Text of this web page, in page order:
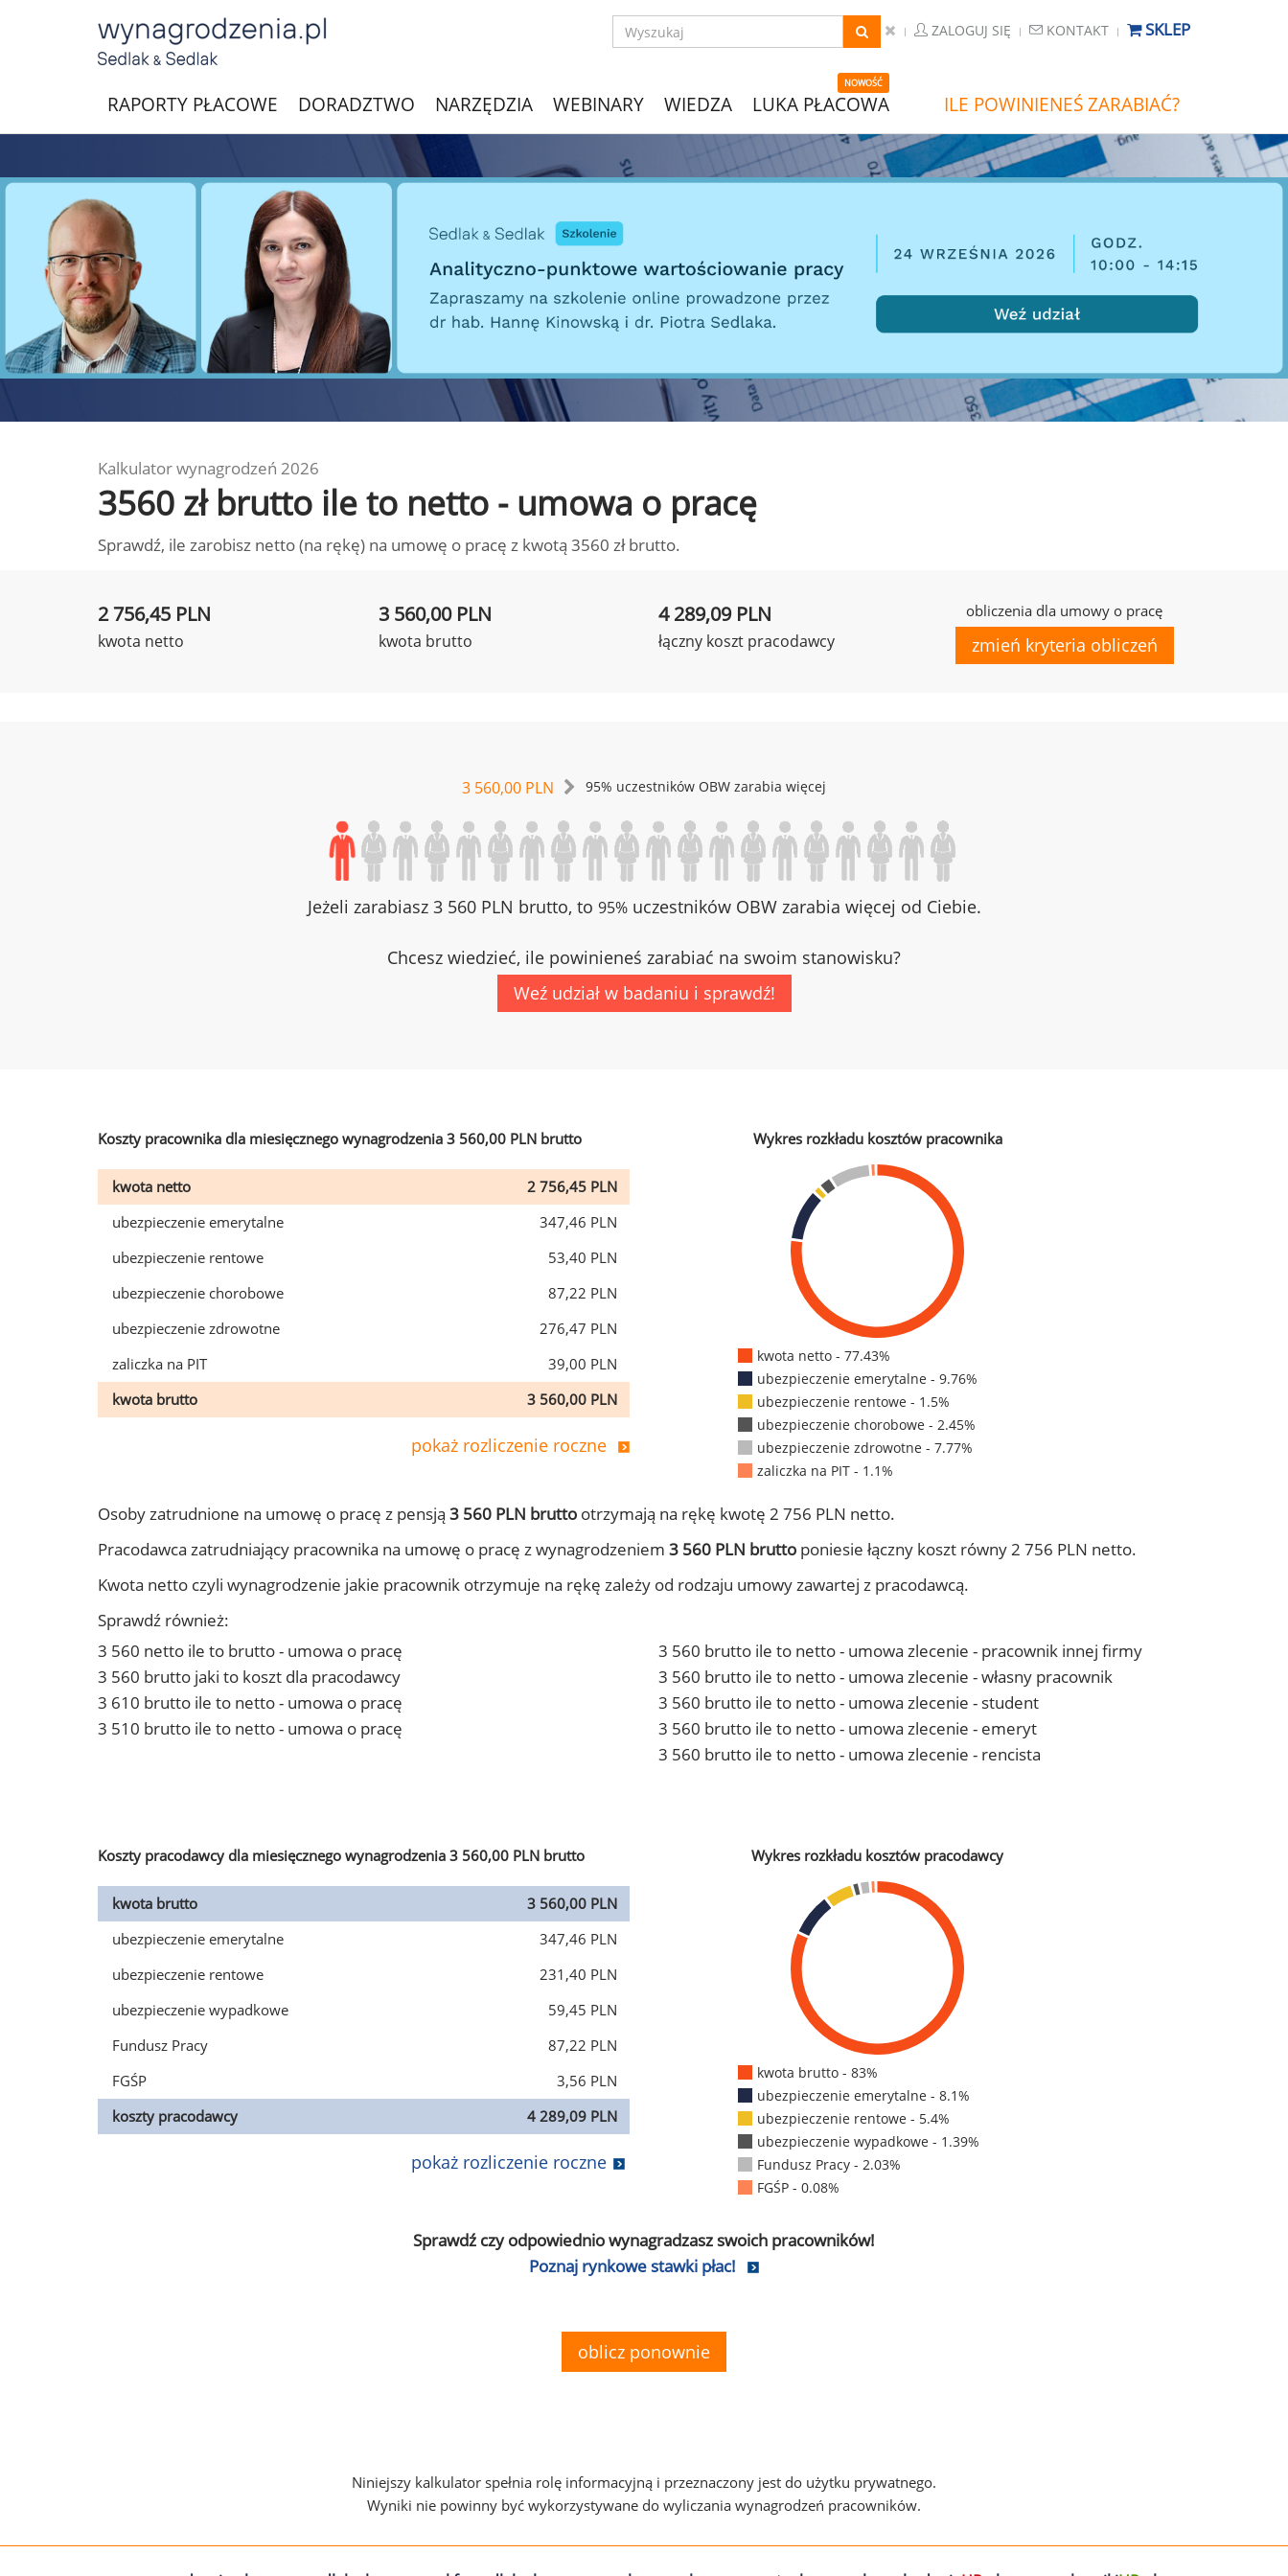
ZALOGUJ SIĘ KONTAKT SKLEP
RAPORTY PŁACOWE DORADZTWO NARZĘDZIA WEBINARY WIEDZA
NOWOŚĆ
LUKA PŁACOWA ILE POWINIENEŚ ZARABIAĆ?
Kalkulator wynagrodzeń 2026
3560 zł brutto ile to netto - umowa o pracę
Sprawdź, ile zarobisz netto (na rękę) na umowę o pracę z kwotą 3560 zł brutto.
2 756,45 PLN
kwota netto
3 560,00 PLN
kwota brutto
4 289,09 PLN
łączny koszt pracodawcy
obliczenia dla umowy o pracę
zmień kryteria obliczeń
3 560,00 PLN 95% uczestników OBW zarabia więcej
Jeżeli zarabiasz 3 560 PLN brutto, to 95%uczestników OBW zarabia więcej od Ciebie.
Chcesz wiedzieć, ile powinieneś zarabiać na swoim stanowisku?
Weź udział w badaniu i sprawdź!
Koszty pracownika dla miesięcznego wynagrodzenia 3 560,00 PLN brutto
kwota netto
2 756,45 PLN
ubezpieczenie emerytalne
347,46 PLN
ubezpieczenie rentowe
53,40 PLN
ubezpieczenie chorobowe
87,22 PLN
ubezpieczenie zdrowotne
276,47 PLN
zaliczka na PIT
39,00 PLN
kwota brutto
3 560,00 PLN
pokaż rozliczenie roczne
Wykres rozkładu kosztów pracownika
kwota netto - 77.43%
ubezpieczenie emerytalne - 9.76%
ubezpieczenie rentowe - 1.5%
ubezpieczenie chorobowe - 2.45%
ubezpieczenie zdrowotne - 7.77%
zaliczka na PIT - 1.1%
Osoby zatrudnione na umowę o pracę z pensją 3 560 PLN brutto otrzymają na rękę kwotę 2 756 PLN netto.
Pracodawca zatrudniający pracownika na umowę o pracę z wynagrodzeniem 3 560 PLN brutto poniesie łączny koszt równy 2 756 PLN netto.
Kwota netto czyli wynagrodzenie jakie pracownik otrzymuje na rękę zależy od rodzaju umowy zawartej z pracodawcą.
Sprawdź również:
3 560 netto ile to brutto - umowa o pracę
3 560 brutto jaki to koszt dla pracodawcy
3 610 brutto ile to netto - umowa o pracę
3 510 brutto ile to netto - umowa o pracę
3 560 brutto ile to netto - umowa zlecenie - pracownik innej firmy
3 560 brutto ile to netto - umowa zlecenie - własny pracownik
3 560 brutto ile to netto - umowa zlecenie - student
3 560 brutto ile to netto - umowa zlecenie - emeryt
3 560 brutto ile to netto - umowa zlecenie - rencista
Koszty pracodawcy dla miesięcznego wynagrodzenia 3 560,00 PLN brutto
kwota brutto
3 560,00 PLN
ubezpieczenie emerytalne
347,46 PLN
ubezpieczenie rentowe
231,40 PLN
ubezpieczenie wypadkowe
59,45 PLN
Fundusz Pracy
87,22 PLN
FGŚP
3,56 PLN
koszty pracodawcy
4 289,09 PLN
pokaż rozliczenie roczne
Wykres rozkładu kosztów pracodawcy
kwota brutto - 83%
ubezpieczenie emerytalne - 8.1%
ubezpieczenie rentowe - 5.4%
ubezpieczenie wypadkowe - 1.39%
Fundusz Pracy - 2.03%
FGŚP - 0.08%
Sprawdź czy odpowiednio wynagradzasz swoich pracowników!
Poznaj rynkowe stawki płac!
oblicz ponownie
Niniejszy kalkulator spełnia rolę informacyjną i przeznaczony jest do użytku prywatnego.
Wyniki nie powinny być wykorzystywane do wyliczania wynagrodzeń pracowników.